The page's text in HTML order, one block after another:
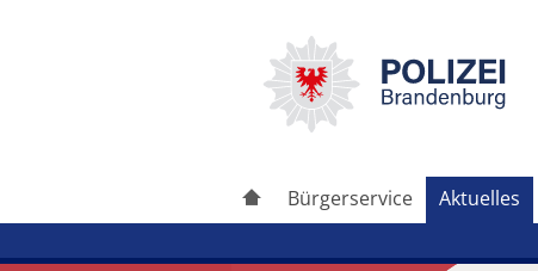
Bürgerservice Aktuelles